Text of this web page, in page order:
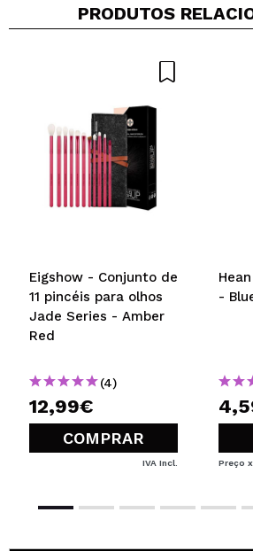
Compartilhar um vídeo
PRODUTOS
Eigshow - Conjunto de
11 pincéis para olhos
Jade Series - Amber
Red
(4)
12,99€
COMPRAR
IVA Incl.
-
Preço